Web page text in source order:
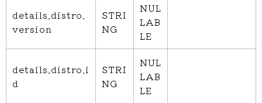
details.distro.
version
STRI
NG
NUL
LAB
LE
details.distro.i
d
STRI
NG
NUL
LAB
LE